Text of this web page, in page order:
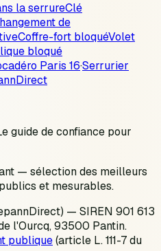
la serrureClé
de
Coffre-fort bloquéVolet
bloqué
Paris 16·Serrurier
guide de confiance pour
— sélection des meilleurs
et mesurables.
— SIREN 901 613
l'Ourcq, 93500 Pantin.
publique(article L. 111-7 du